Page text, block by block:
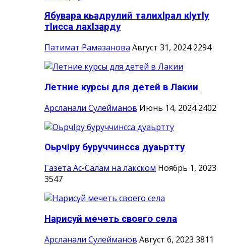
Ябувара кьадрулий талихlрал кlутlу
тlисса лахlзарду
Патимат Рамазанова Август 31, 2024 2294
Летние курсы для детей в Лакии
Арсланали Сулейманов Июнь 14, 2024 2402
ОьрчIру буруччинсса дуаьртту
Газета Ас-Салам на лакском Ноябрь 1, 2023
3547
Нарисуй мечеть своего села
Арсланали Сулейманов Август 6, 2023 3811